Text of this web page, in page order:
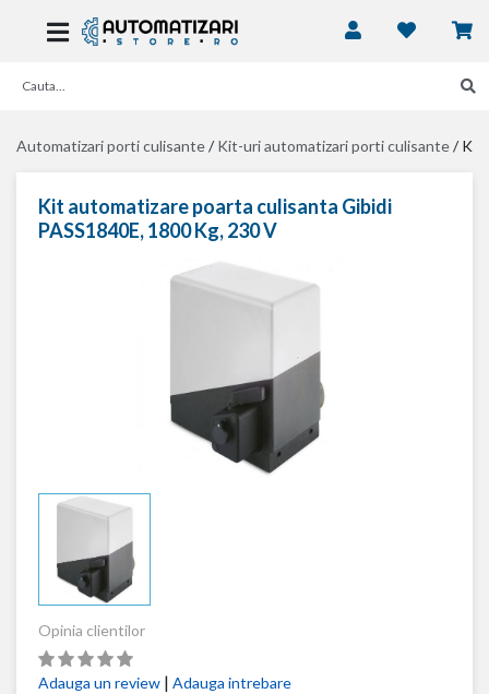
Automatizari porti culisante/Kit-uri automatizari porti culisante/Kit
Kit automatizare poarta culisanta Gibidi
PASS1840E, 1800 Kg, 230 V
Opinia clientilor
Adauga un review | Adauga intrebare